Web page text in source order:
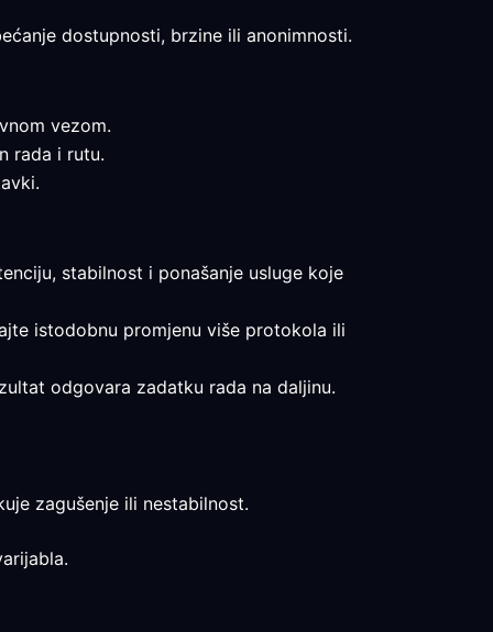
dostupnosti, brzine ili anonimnosti.
vezom.
rada i rutu.
stabilnost i ponašanje usluge koje
istodobnu promjenu više protokola ili
odgovara zadatku rada na daljinu.
zagušenje ili nestabilnost.